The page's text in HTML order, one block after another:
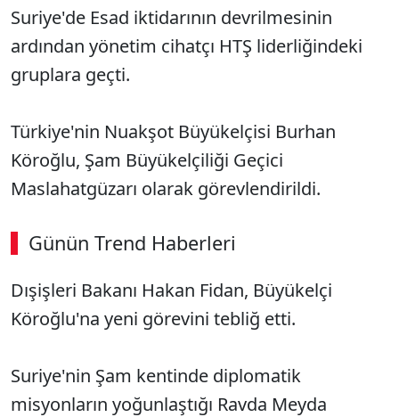
Suriye'de Esad iktidarının devrilmesinin
ardından yönetim cihatçı HTŞ liderliğindeki
gruplara geçti.
Türkiye'nin Nuakşot Büyükelçisi Burhan
Köroğlu, Şam Büyükelçiliği Geçici
Maslahatgüzarı olarak görevlendirildi.
Günün Trend Haberleri
SÖZCÜ SON DAKİKA
Dışişleri Bakanı Hakan Fidan, Büyükelçi
Köroğlu'na yeni görevini tebliğ etti.
Suriye'nin Şam kentinde diplomatik
misyonların yoğunlaştığı Ravda Meyda